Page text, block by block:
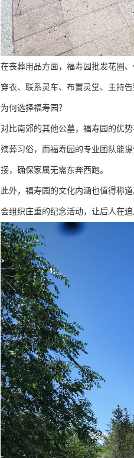
在丧葬用品方面，福寿园批发花圈
穿衣、联系灵车、布置灵堂、主持
为何选择福寿园？
对比南郊的其他公墓，福寿园的优
殡葬习俗，而福寿园的专业团队能
接，确保家属无需东奔西跑。
此外，福寿园的文化内涵也值得称
会组织庄重的纪念活动，让后人在追